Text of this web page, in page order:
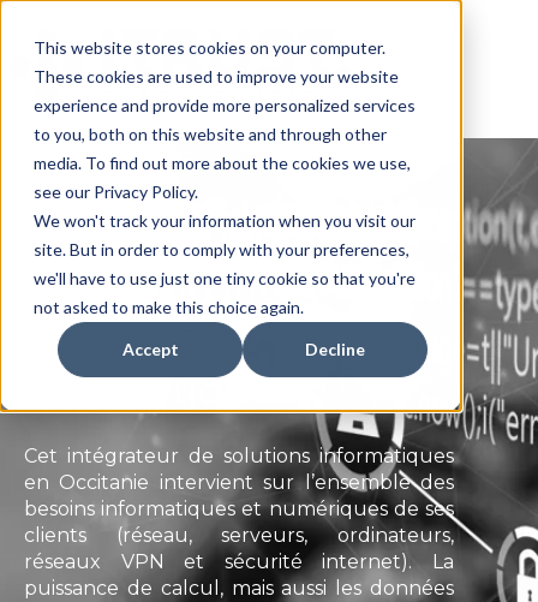
This website stores cookies on your computer.
These cookies are used to improve your website
experience and provide more personalized services
to you, both on this website and through other
media. To find out more about the cookies we use,
see our Privacy Policy.
We won't track your information when you visit our
site. But in order to comply with your preferences,
we'll have to use just one tiny cookie so that you're
not asked to make this choice again.
Accept Decline
Gestion externalisée
du SI d'un intégrateur
de solutions
informatiques.
Cet intégrateur de solutions informatiques
en Occitanie intervient sur l’ensemble des
besoins informatiques et numériques de ses
clients (réseau, serveurs, ordinateurs,
réseaux VPN et sécurité internet). La
puissance de calcul, mais aussi les données